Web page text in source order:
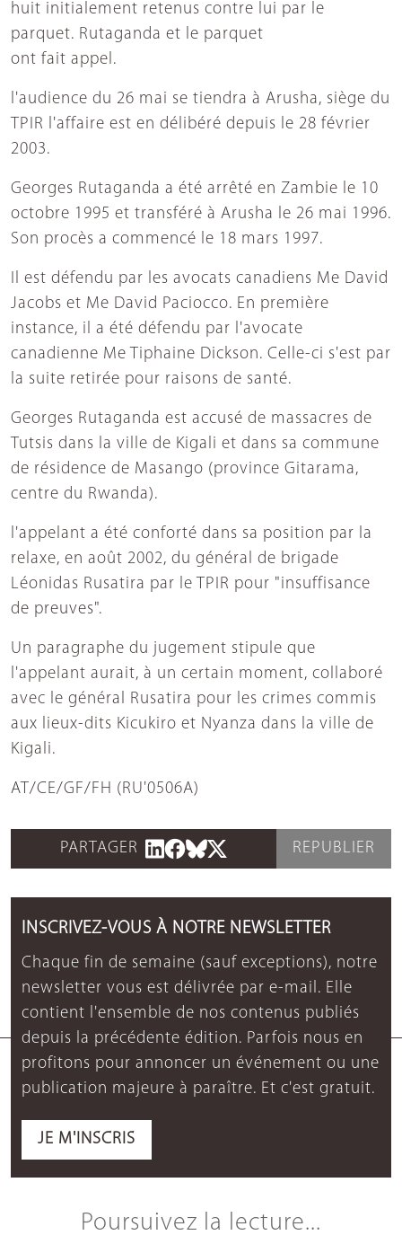
huit initialement retenus contre lui par le
parquet. Rutaganda et le parquet
ont fait appel.
l'audience du 26 mai se tiendra à Arusha, siège du
TPIR l'affaire est en délibéré depuis le 28 février
2003.
Georges Rutaganda a été arrêté en Zambie le 10
octobre 1995 et transféré à Arusha le 26 mai 1996.
Son procès a commencé le 18 mars 1997.
Il est défendu par les avocats canadiens Me David
Jacobs et Me David Paciocco. En première
instance, il a été défendu par l'avocate
canadienne Me Tiphaine Dickson. Celle-ci s'est par
la suite retirée pour raisons de santé.
Georges Rutaganda est accusé de massacres de
Tutsis dans la ville de Kigali et dans sa commune
de résidence de Masango (province Gitarama,
centre du Rwanda).
l'appelant a été conforté dans sa position par la
relaxe, en août 2002, du général de brigade
Léonidas Rusatira par le TPIR pour "insuffisance
de preuves".
Un paragraphe du jugement stipule que
l'appelant aurait, à un certain moment, collaboré
avec le général Rusatira pour les crimes commis
aux lieux-dits Kicukiro et Nyanza dans la ville de
Kigali.
AT/CE/GF/FH (RU'0506A)
PARTAGER REPUBLIER
INSCRIVEZ-VOUS À NOTRE NEWSLETTER
Chaque fin de semaine (sauf exceptions), notre
newsletter vous est délivrée par e-mail. Elle
contient l'ensemble de nos contenus publiés
depuis la précédente édition. Parfois nous en
profitons pour annoncer un événement ou une
publication majeure à paraître. Et c'est gratuit.
JE M'INSCRIS
Poursuivez la lecture...